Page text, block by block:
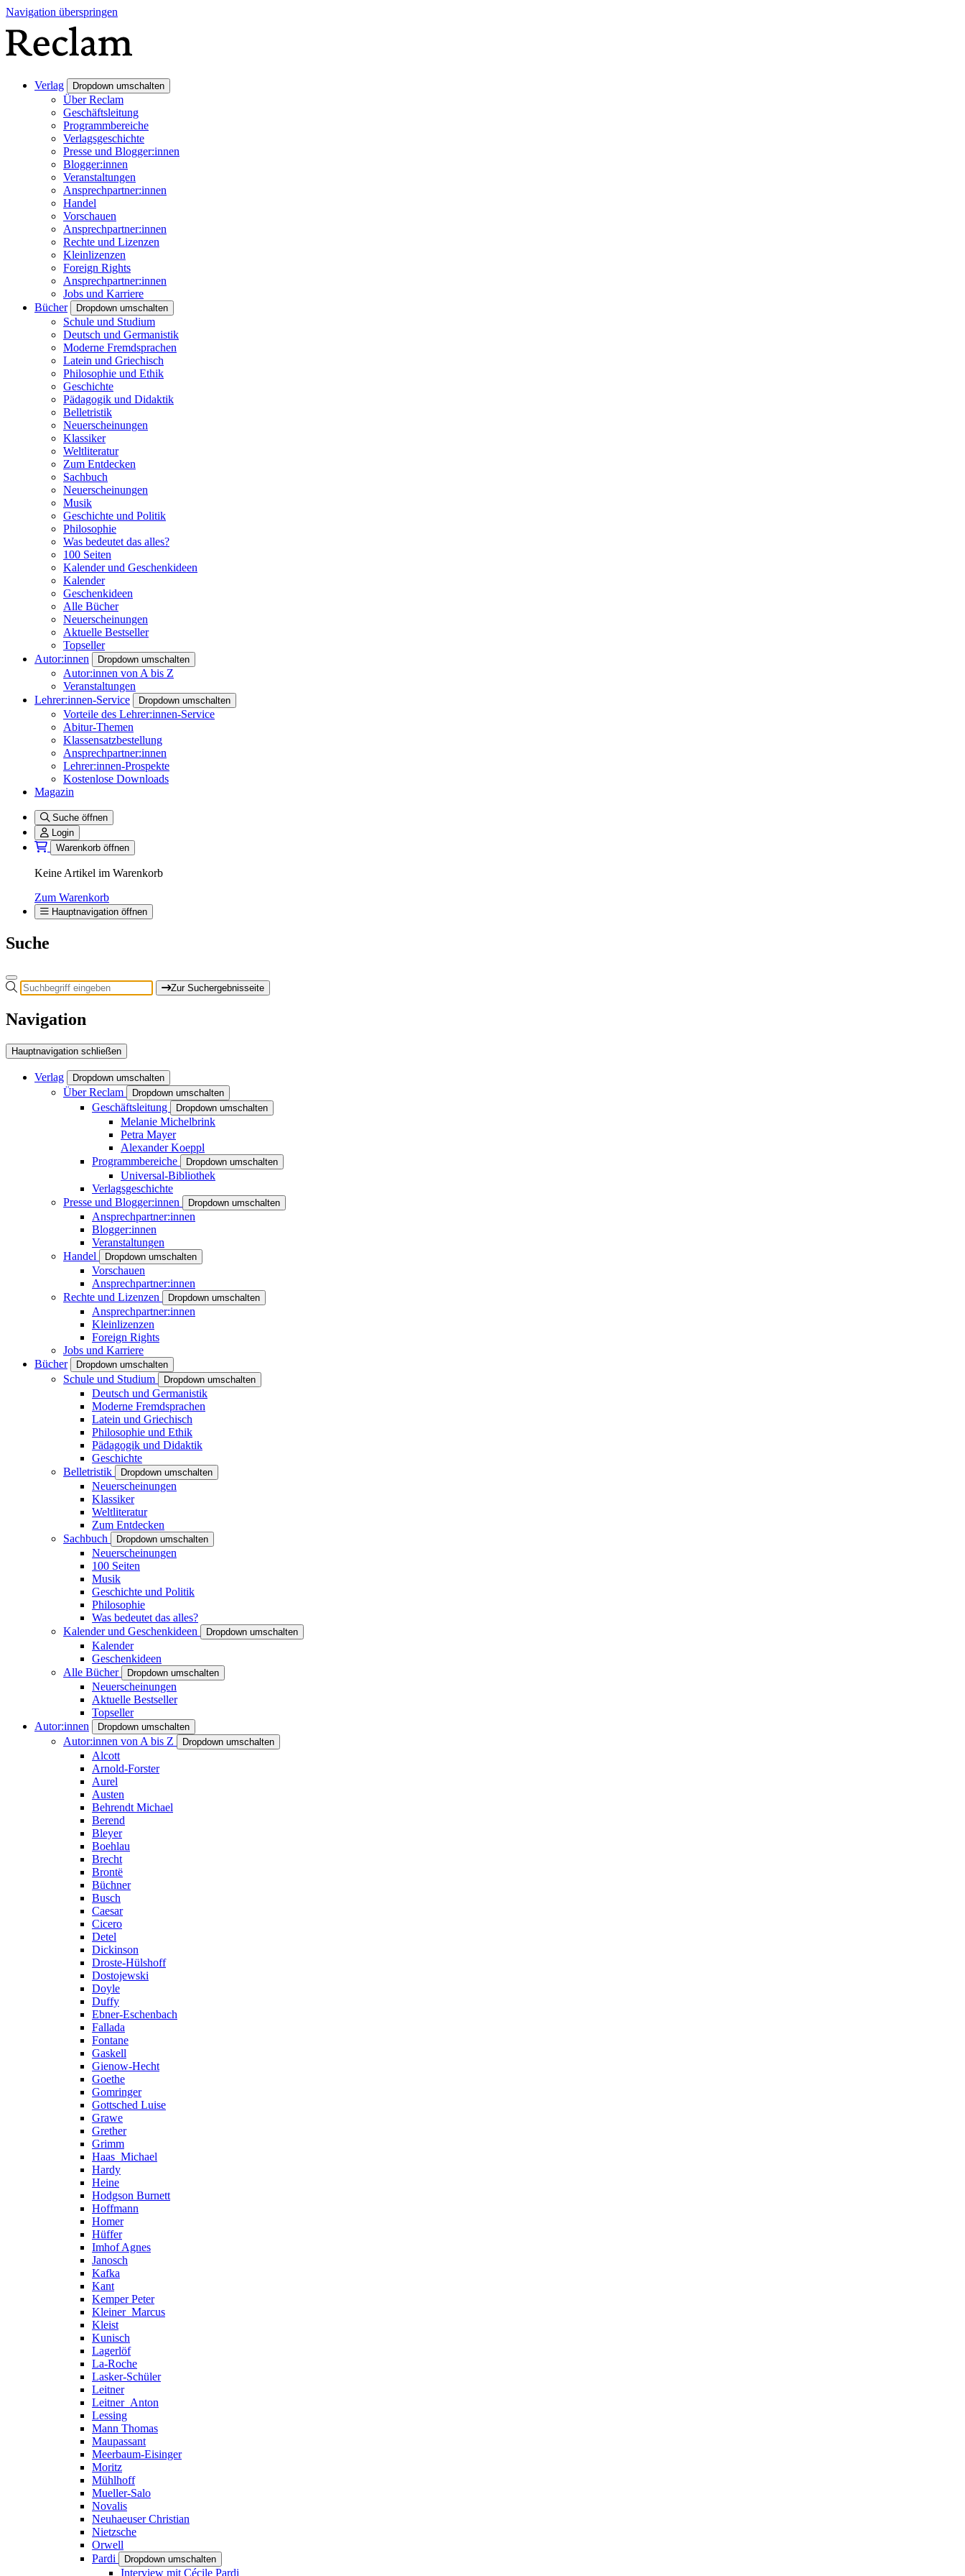
Navigation überspringen
Verlag Dropdown umschalten
Über Reclam
Geschäftsleitung
Programmbereiche
Verlagsgeschichte
Presse und Blogger:innen
Blogger:innen
Veranstaltungen
Ansprechpartner:innen
Handel
Vorschauen
Ansprechpartner:innen
Rechte und Lizenzen
Kleinlizenzen
Foreign Rights
Ansprechpartner:innen
Jobs und Karriere
Bücher
Dropdown umschalten
Schule und Studium
Deutsch und Germanistik
Moderne Fremdsprachen
Latein und Griechisch
Philosophie und Ethik
Geschichte
Pädagogik und Didaktik
Belletristik
Neuerscheinungen
Klassiker
Weltliteratur
Zum Entdecken
Sachbuch
Neuerscheinungen
Musik
Geschichte und Politik
Philosophie
Was bedeutet das alles?
100 Seiten
Kalender und Geschenkideen
Kalender
Geschenkideen
Alle Bücher
Neuerscheinungen
Aktuelle Bestseller
Topseller
Autor:innen
Dropdown umschalten
Autor:innen von A bis Z
Veranstaltungen
Lehrer:innen-Service
Dropdown umschalten
Vorteile des Lehrer:innen-Service
Abitur-Themen
Klassensatzbestellung
Ansprechpartner:innen
Lehrer:innen-Prospekte
Kostenlose Downloads
Magazin
Suche öffnen
Login
Warenkorb öffnen
Keine Artikel im Warenkorb
Zum Warenkorb
Hauptnavigation öffnen
Suche
Zur Suchergebnisseite
Navigation
Hauptnavigation schließen
Verlag Dropdown umschalten
Über Reclam Dropdown umschalten
Geschäftsleitung Dropdown umschalten
Melanie Michelbrink
Petra Mayer
Alexander Koeppl
Programmbereiche
Dropdown umschalten
Universal-Bibliothek
Verlagsgeschichte
Presse und Blogger:innen
Dropdown umschalten
Ansprechpartner:innen
Blogger:innen
Veranstaltungen
Handel
Dropdown umschalten
Vorschauen
Ansprechpartner:innen
Rechte und Lizenzen
Dropdown umschalten
Ansprechpartner:innen
Kleinlizenzen
Foreign Rights
Jobs und Karriere
Bücher
Dropdown umschalten
Schule und Studium Dropdown umschalten
Deutsch und Germanistik
Moderne Fremdsprachen
Latein und Griechisch
Philosophie und Ethik
Pädagogik und Didaktik
Geschichte
Belletristik
Dropdown umschalten
Neuerscheinungen
Klassiker
Weltliteratur
Zum Entdecken
Sachbuch
Dropdown umschalten
Neuerscheinungen
100 Seiten
Musik
Geschichte und Politik
Philosophie
Was bedeutet das alles?
Kalender und Geschenkideen
Dropdown umschalten
Kalender
Geschenkideen
Alle Bücher
Dropdown umschalten
Neuerscheinungen
Aktuelle Bestseller
Topseller
Autor:innen
Dropdown umschalten
Autor:innen von A bis Z Dropdown umschalten
Alcott
Arnold-Forster
Aurel
Austen
Behrendt Michael
Berend
Bleyer
Boehlau
Brecht
Brontë
Büchner
Busch
Caesar
Cicero
Detel
Dickinson
Droste-Hülshoff
Dostojewski
Doyle
Duffy
Ebner-Eschenbach
Fallada
Fontane
Gaskell
Gienow-Hecht
Goethe
Gomringer
Gottsched Luise
Grawe
Grether
Grimm
Haas_Michael
Hardy
Heine
Hodgson Burnett
Hoffmann
Homer
Hüffer
Imhof Agnes
Janosch
Kafka
Kant
Kemper Peter
Kleiner_Marcus
Kleist
Kunisch
Lagerlöf
La-Roche
Lasker-Schüler
Leitner
Leitner_Anton
Lessing
Mann Thomas
Maupassant
Meerbaum-Eisinger
Moritz
Mühlhoff
Mueller-Salo
Novalis
Neuhaeuser Christian
Nietzsche
Orwell
Pardi
Dropdown umschalten
Interview mit Cécile Pardi